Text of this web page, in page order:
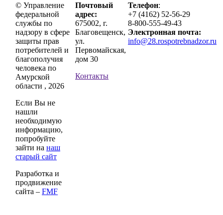
© Управление
федеральной
службы по
надзору в сфере
защиты прав
потребителей и
благополучия
человека по
Амурской
области , 2026
Если Вы не
нашли
необходимую
информацию,
попробуйте
зайти на наш
старый сайт
Разработка и
продвижение
сайта – FMF
Почтовый
адрес:
675002, г.
Благовещенск,
ул.
Первомайская,
дом 30
Контакты
Телефон:
+7 (4162) 52-56-29
8-800-555-49-43
Электронная почта:
info@28.rospotrebnadzor.ru